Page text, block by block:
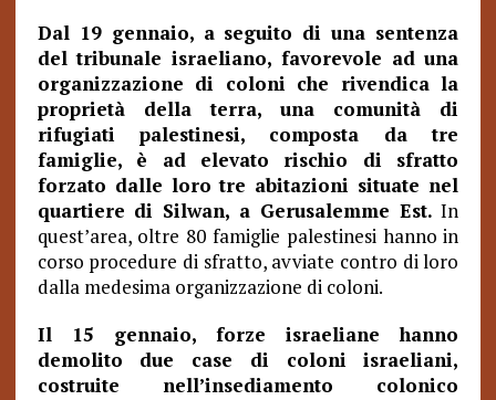
Dal 19 gennaio, a seguito di una sentenza
del tribunale israeliano, favorevole ad una
organizzazione di coloni che rivendica la
proprietà della terra, una comunità di
rifugiati palestinesi, composta da tre
famiglie, è ad elevato rischio di sfratto
forzato dalle loro tre abitazioni situate nel
quartiere di Silwan, a Gerusalemme Est. In
quest’area, oltre 80 famiglie palestinesi hanno in
corso procedure di sfratto, avviate contro di loro
dalla medesima organizzazione di coloni.
Il 15 gennaio, forze israeliane hanno
demolito due case di coloni israeliani,
costruite nell’insediamento colonico